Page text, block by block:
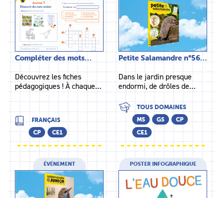
Compléter des mots…
Découvrez les fiches
pédagogiques ! À chaque…
FRANÇAIS
CP
CE1
Petite Salamandre n°56…
Dans le jardin presque
endormi, de drôles de…
TOUS DOMAINES
MS
GS
CP
CE1
ÉVÉNEMENT POSTER INFOGRAPHIQUE